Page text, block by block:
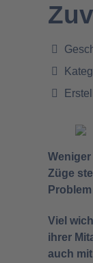
Züge
Viel
ihrer
auch